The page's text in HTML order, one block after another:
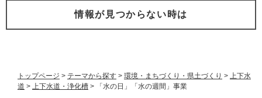
トップページ > テーマから探す > 環境・まちづくり・県土づくり > 上下水
道 > 上下水道・浄化槽 > 「水の日」「水の週間」事業
情報が見つからない時は